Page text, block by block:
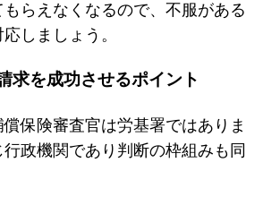
もらえなくなるので、不服がある
しましょう。
求を成功させるポイント
保険審査官は労基署ではありま
政機関であり判断の枠組みも同